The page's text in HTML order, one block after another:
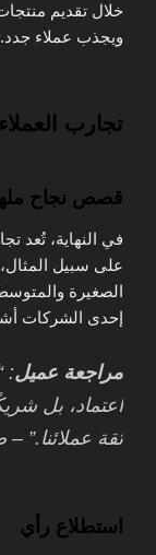
خلال تقديم
ويجذب عملاء جدد.
تجارب
قصص نجاح
في النهاية، تُعد
على سبيل
الصغيرة
إحدى الشركات
مراجعة عميل:
اعتماد، بل
ثقة
استطلاع رأي